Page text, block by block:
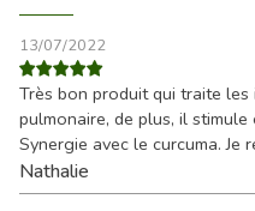
13/07/2022
Très bon produit qui traite
pulmonaire, de plus, il
Synergie avec le curcuma. Je
Nathalie